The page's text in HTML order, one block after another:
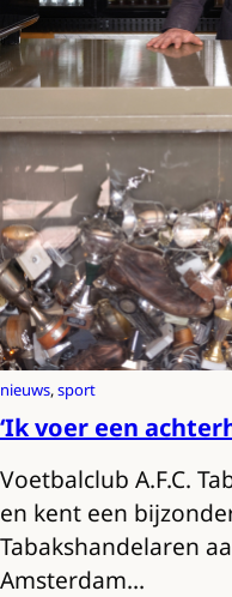
nieuws, sport
‘Ik voer een
Voetbalclub A.F.C.
en kent een
Tabakshandelaren
Amsterdam…